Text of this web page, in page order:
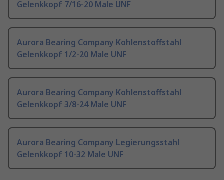
Gelenkkopf 7/16-20 Male UNF
Aurora Bearing Company Kohlenstoffstahl
Gelenkkopf 1/2-20 Male UNF
Aurora Bearing Company Kohlenstoffstahl
Gelenkkopf 3/8-24 Male UNF
Aurora Bearing Company Legierungsstahl
Gelenkkopf 10-32 Male UNF